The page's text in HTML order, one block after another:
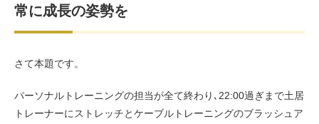
常に成長の姿勢を
さて本題です。
パーソナルトレーニングの担当が全て終わり､22:00過ぎまで土居
トレーナーにストレッチとケーブルトレーニングのブラッシュア